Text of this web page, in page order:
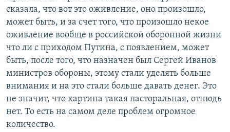
сказала, что вот это оживление, оно произошло,
может быть, и за счет того, что произошло некое
оживление вообще в российской оборонной жизни
что ли с приходом Путина, с появлением, может
быть, после того, что назначен был Сергей Иванов
министров обороны, этому стали уделять больше
внимания и на это стали больше давать денег. Это
не значит, что картина такая пасторальная, отнюдь
нет. То есть на самом деле проблем огромное
количество.